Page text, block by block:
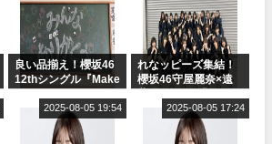
良い品揃え！櫻坂46
12thシングル『Make
ャルグッズ絶賛販売
れなッピーズ集結！
櫻坂46守屋麗奈×遠
ット！」水曜スタジ
オ出演決定
2025-08-05 19:54 2025-08-05 17:24